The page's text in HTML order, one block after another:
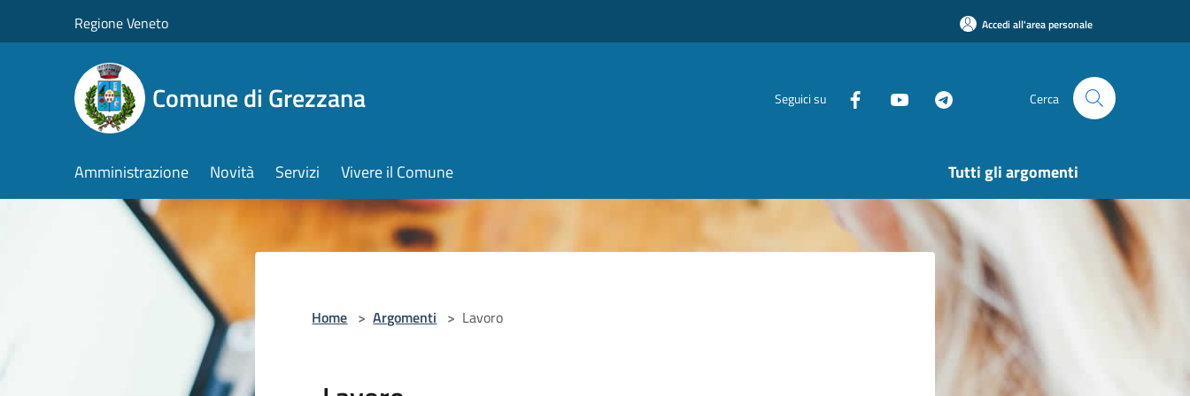
Regione Veneto Accedi all'area personale
Comune di Grezzana Seguici su Cerca
Amministrazione Novità Servizi Vivere il Comune Tutti gli argomenti
Home > Argomenti > Lavoro